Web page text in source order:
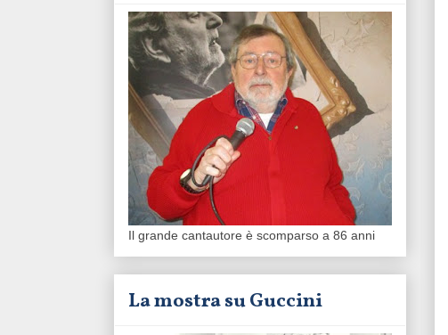
Il grande cantautore è scomparso a 86 anni
La mostra su Guccini